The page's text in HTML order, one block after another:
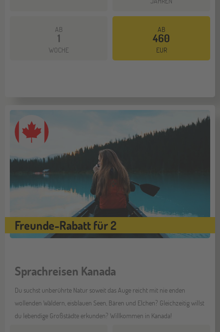
AB
1
WOCHE
AB
460
EUR
Freunde-Rabatt für 2
Sprachreisen Kanada
Du suchst unberührte Natur soweit das Auge reicht mit nie enden
wollenden Wäldern, eisblauen Seen, Bären und Elchen? Gleichzeitig willst
du lebendige Großstädte erkunden? Willkommen in Kanada!